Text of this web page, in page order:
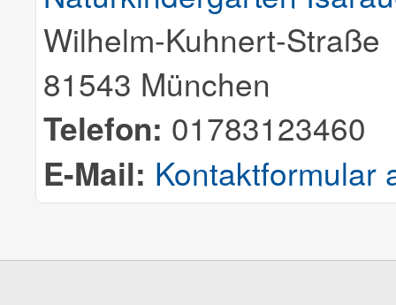
Wilhelm-Kuhnert-Straße
81543 München
Telefon: 01783123460
E-Mail: Kontaktformular